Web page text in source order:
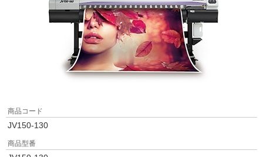
商品コード
JV150-130
商品型番